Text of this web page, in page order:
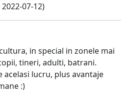
07-12)
in special in zonele mai
tineri, adulti, batrani.
acelasi lucru, plus avantaje
:)